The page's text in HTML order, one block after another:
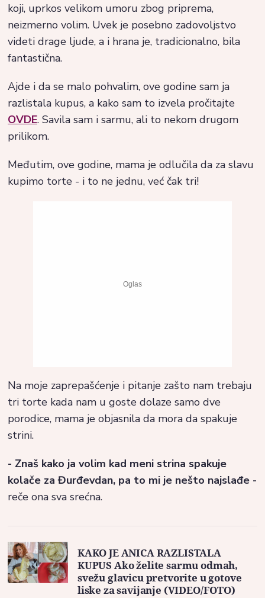
koji, uprkos velikom umoru zbog priprema,
neizmerno volim. Uvek je posebno zadovoljstvo
videti drage ljude, a i hrana je, tradicionalno, bila
fantastična.
Ajde i da se malo pohvalim, ove godine sam ja
razlistala kupus, a kako sam to izvela pročitajte
OVDE. Savila sam i sarmu, ali to nekom drugom
prilikom.
Međutim, ove godine, mama je odlučila da za slavu
kupimo torte - i to ne jednu, već čak tri!
Na moje zaprepašćenje i pitanje zašto nam trebaju
tri torte kada nam u goste dolaze samo dve
porodice, mama je objasnila da mora da spakuje
strini.
- Znaš kako ja volim kad meni strina spakuje
kolače za Đurđevdan, pa to mi je nešto najslađe -
reče ona sva srećna.
KAKO JE ANICA RAZLISTALA
KUPUS Ako želite sarmu odmah,
svežu glavicu pretvorite u gotove
liske za savijanje (VIDEO/FOTO)